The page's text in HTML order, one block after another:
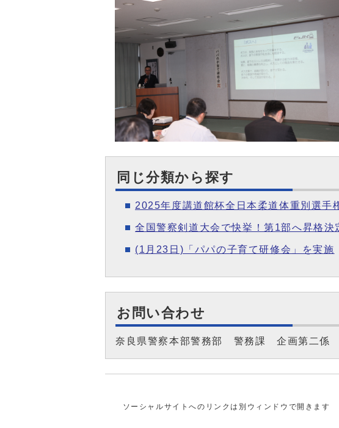
同じ分類から探す
2025年度講道館杯全日本柔道体重別選手
全国警察剣道大会で快挙！第1部へ昇格決
(1月23日)「パパの子育て研修会」を実施
お問い合わせ
奈良県警察本部警務部 警務課 企画第二係
ソーシャルサイトへのリンクは別ウィンドウで開きます